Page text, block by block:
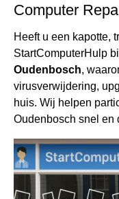
Computer
Heeft u een kapotte,
StartComputerHulp
Oudenbosch,
virusverwijdering,
huis. Wij helpen
Oudenbosch snel en